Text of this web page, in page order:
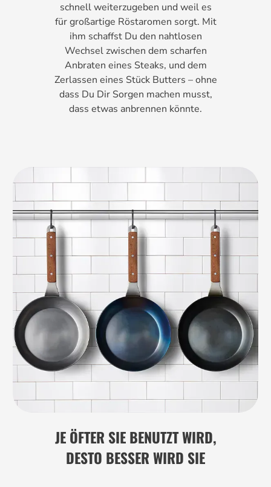
schnell weiterzugeben und weil es
für großartige Röstaromen sorgt. Mit
ihm schaffst Du den nahtlosen
Wechsel zwischen dem scharfen
Anbraten eines Steaks, und dem
Zerlassen eines Stück Butters – ohne
dass Du Dir Sorgen machen musst,
dass etwas anbrennen könnte.
JE ÖFTER SIE BENUTZT WIRD,
DESTO BESSER WIRD SIE